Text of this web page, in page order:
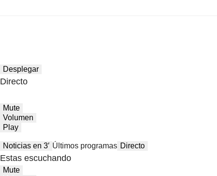
Desplegar
Directo
Mute
Volumen
Play
Noticias en 3′ Últimos programas Directo
Estas escuchando
Mute